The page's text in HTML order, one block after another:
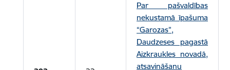
Par pašvaldības
nekustamā īpašuma
“Garozas”,
Daudzeses pagastā
Aizkraukles novadā,
atsavināšanu